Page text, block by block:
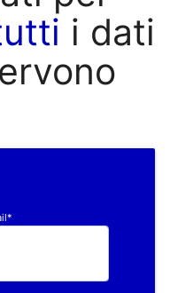
i dati